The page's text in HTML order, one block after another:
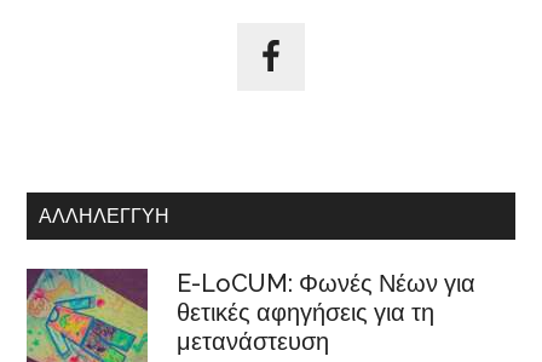
ΑΛΛΗΛΕΓΓΎΗ
E-LoCUM: Φωνές Νέων για
θετικές αφηγήσεις για τη
μετανάστευση